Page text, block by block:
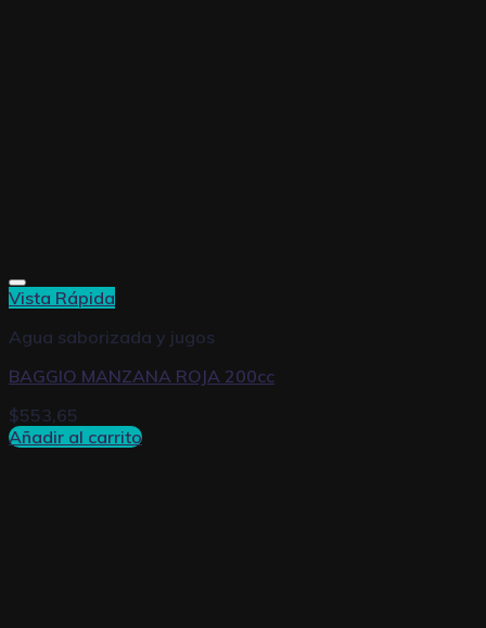
Vista Rápida
Agua saborizada y jugos
BAGGIO MANZANA ROJA 200cc
$553,65
Añadir al carrito